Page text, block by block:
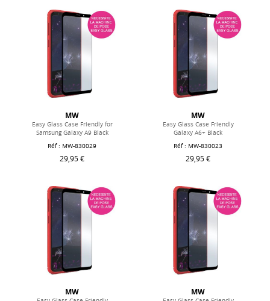
MW
Easy Glass Case Friendly for
Samsung Galaxy A9 Black
Réf : MW-830029
29,95 €
MW
Easy Glass Case Friendly
Galaxy A6+ Black
Réf : MW-830023
29,95 €
MW MW